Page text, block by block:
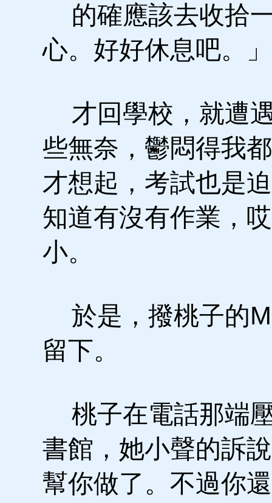
的確應該去收拾
心。好好休息吧。」
才回學校，就遭
些無奈，鬱悶得我
才想起，考試也是
知道有沒有作業，
小。
於是，撥桃子的
留下。
桃子在電話那端
書館，她小聲的訴
幫你做了。不過你